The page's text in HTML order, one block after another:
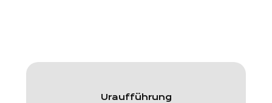
Uraufführung